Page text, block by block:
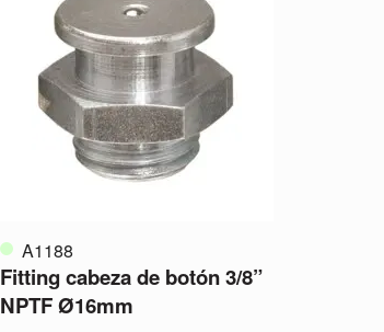
A1188
Fitting cabeza de botón 3/8”
NPTF Ø16mm